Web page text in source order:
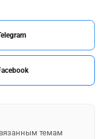
темам